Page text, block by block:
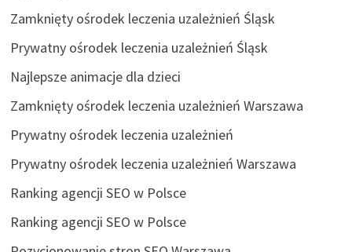
Zamknięty ośrodek leczenia uzależnień Śląsk
Prywatny ośrodek leczenia uzależnień Śląsk
Najlepsze animacje dla dzieci
Zamknięty ośrodek leczenia uzależnień Warszawa
Prywatny ośrodek leczenia uzależnień
Prywatny ośrodek leczenia uzależnień Warszawa
Ranking agencji SEO w Polsce
Ranking agencji SEO w Polsce